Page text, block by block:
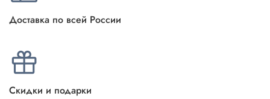
Доставка по всей России
Скидки и подарки